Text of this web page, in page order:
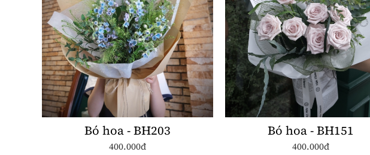
Bó hoa - BH203
400.000đ
Bó hoa - BH151
400.000đ